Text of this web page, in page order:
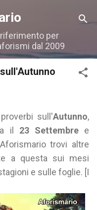
principali
per
dal 2009
sull'Autunno,
il 23 Settembree
trovi altre
a questa sui mesi
e sulle foglie. [I